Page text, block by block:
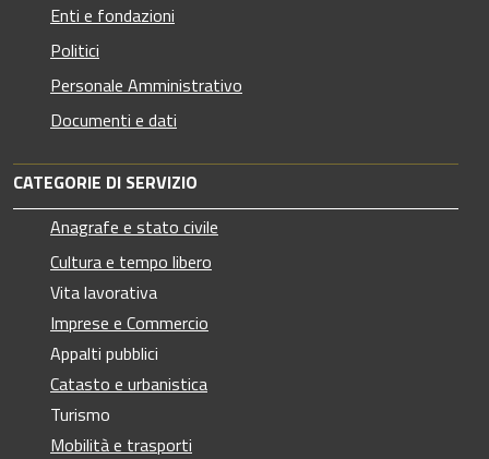
Enti e fondazioni
Politici
Personale Amministrativo
Documenti e dati
CATEGORIE DI SERVIZIO
Anagrafe e stato civile
Cultura e tempo libero
Vita lavorativa
Imprese e Commercio
Appalti pubblici
Catasto e urbanistica
Turismo
Mobilità e trasporti